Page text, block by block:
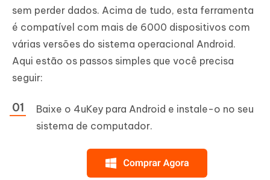
sem perder dados. Acima de tudo, esta ferramenta
é compatível com mais de 6000 dispositivos com
várias versões do sistema operacional Android.
Aqui estão os passos simples que você precisa
seguir:
Baixe o 4uKey para Android e instale-o no seu
sistema de computador.